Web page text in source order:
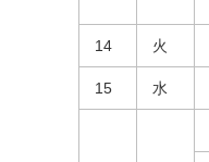
14 火
15 水